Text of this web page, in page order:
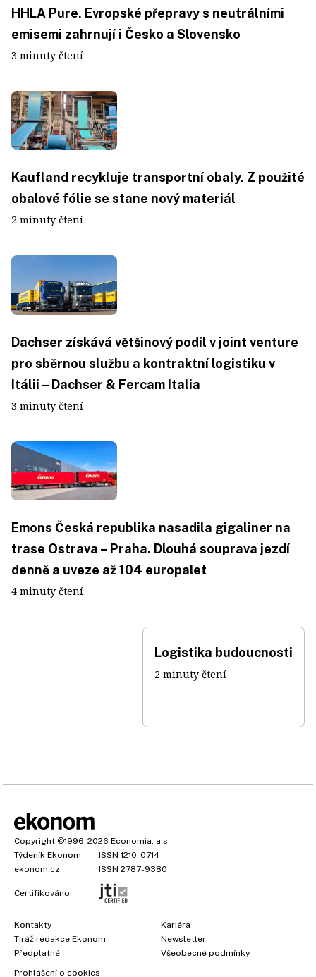
HHLA Pure. Evropské přepravy s neutrálními
emisemi zahrnují i Česko a Slovensko
3 minuty čtení
Kaufland recykluje transportní obaly. Z použité
obalové fólie se stane nový materiál
2 minuty čtení
Dachser získává většinový podíl v joint venture
pro sběrnou službu a kontraktní logistiku v
Itálii – Dachser & Fercam Italia
3 minuty čtení
Emons Česká republika nasadila gigaliner na
trase Ostrava – Praha. Dlouhá souprava jezdí
denně a uveze až 104 europalet
4 minuty čtení
Logistika budoucnosti
2 minuty čtení
Copyright ©1996-2026 Economia, a.s.
Týdeník Ekonom
ISSN 1210-0714
ekonom.cz
ISSN 2787-9380
Certifikováno:
Kontakty
Tiráž redakce Ekonom
Předplatné
Kariéra
Newsletter
Všeobecné podmínky
Prohlášení o cookies